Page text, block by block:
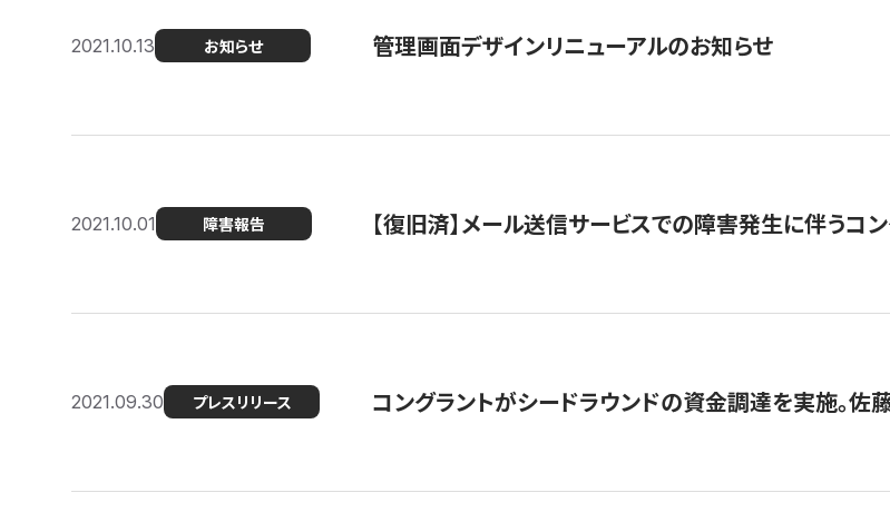
2021.10.13 お知らせ 管理画面デザインリニューアルのお知らせ
2021.10.01 障害報告 【復旧済】メール送信サービスでの障害発生に伴うコ
2021.09.30 プレスリリース コングラントがシードラウンドの資金調達を実施。佐